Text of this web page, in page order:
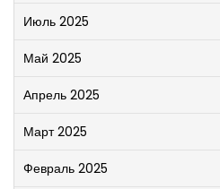
Июль 2025
Май 2025
Апрель 2025
Март 2025
Февраль 2025